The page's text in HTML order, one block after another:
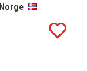
Norge